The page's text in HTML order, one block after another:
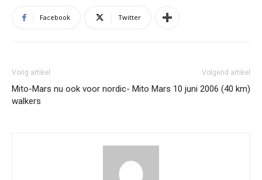
Facebook Twitter
Vorig artikel
Mito-Mars nu ook voor nordic-
walkers
Volgend artikel
Mito Mars 10 juni 2006 (40 km)